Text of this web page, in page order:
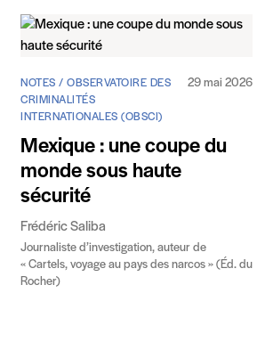
NOTES / OBSERVATOIRE DES
CRIMINALITÉS
INTERNATIONALES (OBSCI)
29 mai 2026
Mexique : une coupe du
monde sous haute
sécurité
Frédéric Saliba
Journaliste d’investigation, auteur de
« Cartels, voyage au pays des narcos » (Éd. du
Rocher)